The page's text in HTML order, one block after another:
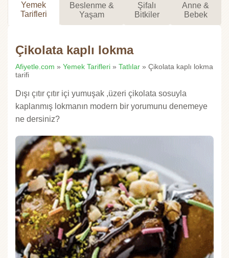
Yemek
Tarifleri
Beslenme &
Yaşam
Şifalı
Bitkiler
Anne &
Bebek
Çikolata kaplı lokma
Afiyetle.com » Yemek Tarifleri » Tatlılar » Çikolata kaplı lokma
tarifi
Dışı çıtır çıtır içi yumuşak ,üzeri çikolata sosuyla
kaplanmış lokmanın modern bir yorumunu denemeye
ne dersiniz?